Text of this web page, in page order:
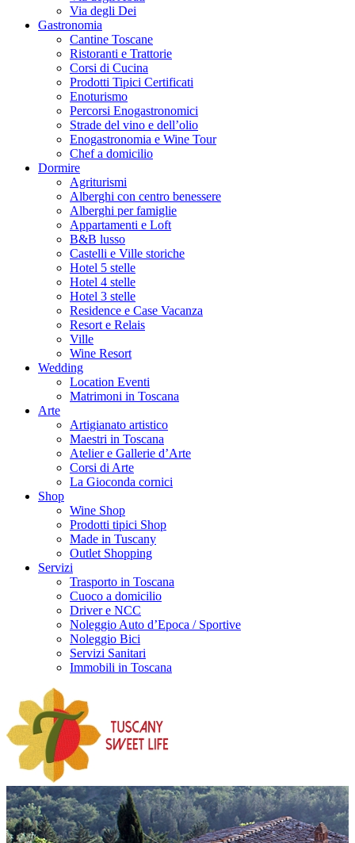
Via degli Dei
Gastronomia
Cantine Toscane
Ristoranti e Trattorie
Corsi di Cucina
Prodotti Tipici Certificati
Enoturismo
Percorsi Enogastronomici
Strade del vino e dell’olio
Enogastronomia e Wine Tour
Chef a domicilio
Dormire
Agriturismi
Alberghi con centro benessere
Alberghi per famiglie
Appartamenti e Loft
B&B lusso
Castelli e Ville storiche
Hotel 5 stelle
Hotel 4 stelle
Hotel 3 stelle
Residence e Case Vacanza
Resort e Relais
Ville
Wine Resort
Wedding
Location Eventi
Matrimoni in Toscana
Arte
Artigianato artistico
Maestri in Toscana
Atelier e Gallerie d’Arte
Corsi di Arte
La Gioconda cornici
Shop
Wine Shop
Prodotti tipici Shop
Made in Tuscany
Outlet Shopping
Servizi
Trasporto in Toscana
Cuoco a domicilio
Driver e NCC
Noleggio Auto d’Epoca / Sportive
Noleggio Bici
Servizi Sanitari
Immobili in Toscana